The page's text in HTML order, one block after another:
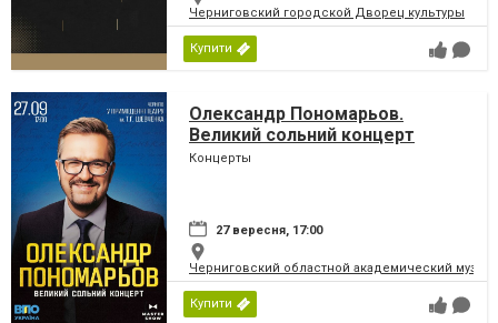
Черниговский городской Дворец культуры
Купити
Олександр Пономарьов.
Великий сольний концерт
Концерты
27 вересня, 17:00
Черниговский областной академический
Купити